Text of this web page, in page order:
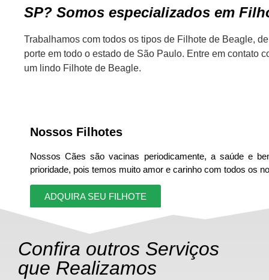
SP? Somos especializados em
Trabalhamos com todos os tipos de Filhote de Beagle,
porte em todo o estado de São Paulo. Entre em contato
um lindo Filhote de Beagle.
Nossos Filhotes
Nossos Cães são vacinas periodicamente, a saúde e
prioridade, pois temos muito amor e carinho com todos os
ADQUIRA SEU FILHOTE
Confira outros Serviços
que Realizamos